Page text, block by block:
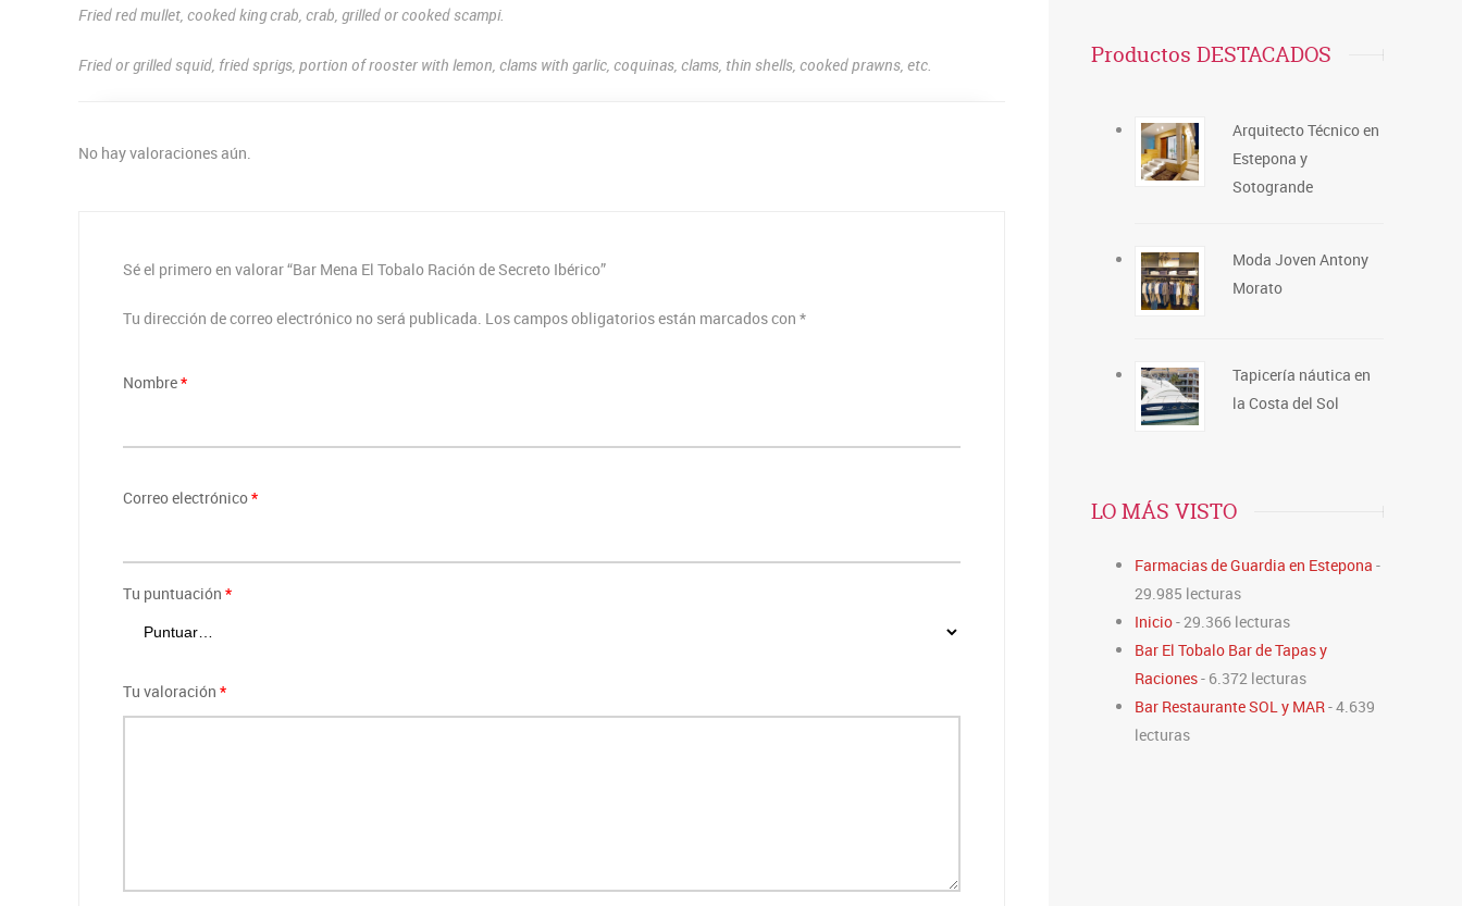
Fried red mullet, cooked king crab, crab, grilled or cooked scampi.
Fried or grilled squid, fried sprigs, portion of rooster with lemon, clams with garlic, coquinas, clams, thin shells, cooked prawns, etc.
No hay valoraciones aún.
Sé el primero en valorar “Bar Mena El Tobalo Ración de Secreto Ibérico”
Tu dirección de correo electrónico no será publicada. Los campos obligatorios están marcados con *
Nombre*
Correo electrónico*
Tu puntuación *
Tu valoración *
Productos DESTACADOS
Arquitecto Técnico en
Estepona y
Sotogrande
Moda Joven Antony
Morato
Tapicería náutica en
la Costa del Sol
LO MÁS VISTO
Farmacias de Guardia en Estepona -
29.985 lecturas
Inicio- 29.366 lecturas
Bar El Tobalo Bar de Tapas y
Raciones- 6.372 lecturas
Bar Restaurante SOL y MAR- 4.639
lecturas